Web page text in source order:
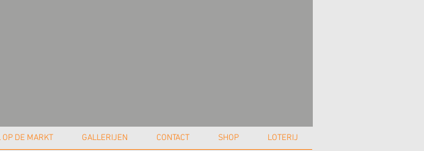
OP DE MARKT GALLERIJEN CONTACT SHOP LOTERIJ